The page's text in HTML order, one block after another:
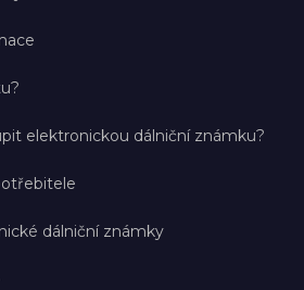
elektronickou dálniční známku?
dálniční známky